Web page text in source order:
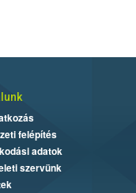
felépítés
adatok
szervünk